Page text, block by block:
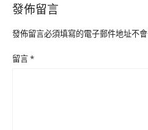
發佈留言
發佈留言必須填寫的電子郵件地址不會
留言*